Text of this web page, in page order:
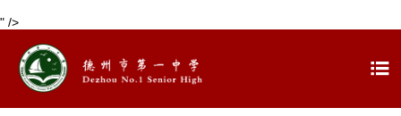
" />
